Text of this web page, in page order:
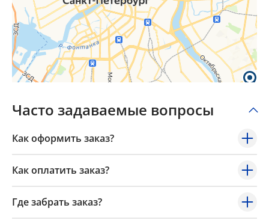
Часто задаваемые вопросы
Как оформить заказ?
Как оплатить заказ?
Где забрать заказ?